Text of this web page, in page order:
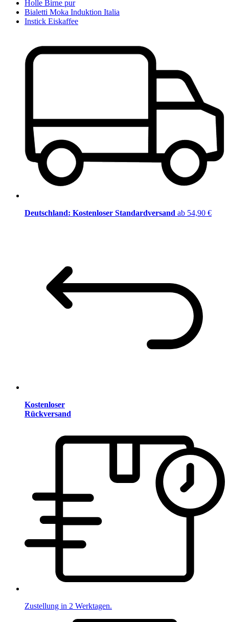
Holle Birne pur
Bialetti Moka Induktion Italia
Instick Eiskaffee
Deutschland: Kostenloser Standardversand ab 54,90 €
Kostenloser
Rückversand
Zustellung in 2 Werktagen.